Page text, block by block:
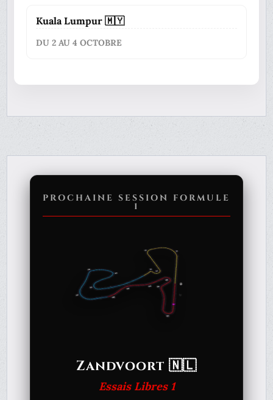
Kuala Lumpur 🇲🇾
DU 2 AU 4 OCTOBRE
PROCHAINE SESSION FORMULE
1
Zandvoort 🇳🇱
Essais Libres 1